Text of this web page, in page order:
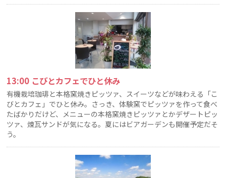
13:00 こびとカフェでひと休み
有機栽培珈琲と本格窯焼きピッツァ、スイーツなどが味わえる「こ
びとカフェ」でひと休み。さっき、体験窯でピッツァを作って食べ
たばかりだけど、メニューの本格窯焼きピッツァとかデザートピッ
ツァ、煉瓦サンドが気になる。夏にはビアガーデンも開催予定だそ
う。